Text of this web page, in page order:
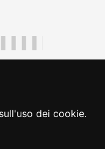
dei cookie.